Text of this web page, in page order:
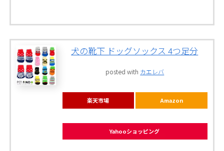
犬の靴下 ドッグソックス 4つ足分
posted with カエレバ
楽天市場 Amazon
Yahooショッピング